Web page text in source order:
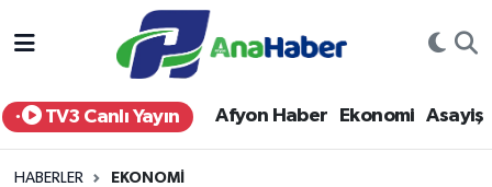
TV3 Canlı Yayın Afyon Haber Ekonomi Asayiş
HABERLER EKONOMI
Yurt Haber
Afyon Haber
Afyonkarahisar Nöbetçi Eczaneler
Afyonkarahisar Hava Durumu